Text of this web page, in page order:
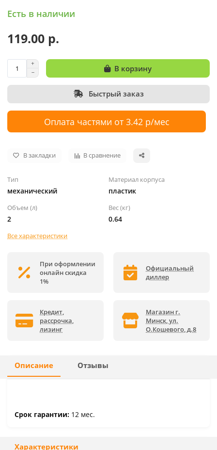
Есть в наличии
119.00 р.
В корзину
Быстрый заказ
Оплата частями от 3.42 р/мес
В закладки В сравнение
Тип
механический
Материал корпуса
пластик
Объем (л)
2
Вес (кг)
0.64
Все характеристики
При оформлении
онлайн скидка
1%
Официальный
диллер
Кредит,
рассрочка,
лизинг
Магазин г.
Минск, ул.
О.Кошевого, д.8
Описание Отзывы
Срок гарантии: 12 мес.
Характеристики